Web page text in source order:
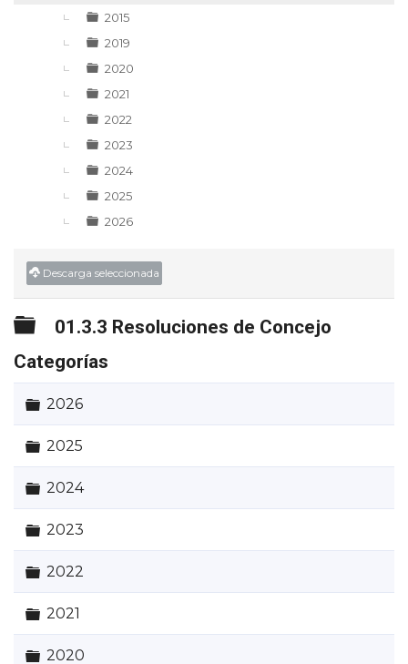
2015
2019
2020
2021
2022
2023
2024
2025
2026
Descarga seleccionada
Carpeta
01.3.3 Resoluciones de Concejo
Categorías
Carpeta
2026
Carpeta
2025
Carpeta
2024
Carpeta
2023
Carpeta
2022
Carpeta
2021
Carpeta
2020